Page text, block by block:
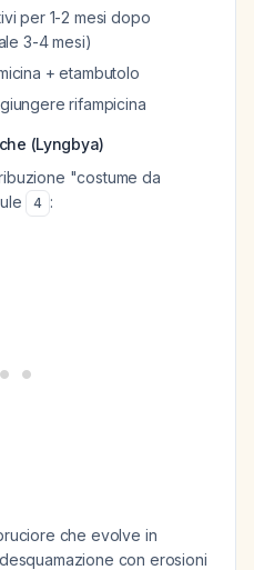
per 1-2 mesi dopo
3-4 mesi)
+ etambutolo
rifampicina
(Lyngbya)
"costume da
4 :
che evolve in
con erosioni